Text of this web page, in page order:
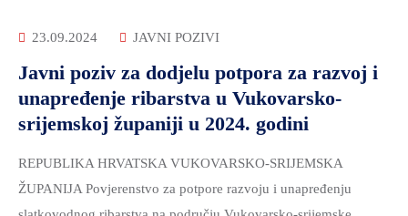
23.09.2024 JAVNI POZIVI
Javni poziv za dodjelu potpora za razvoj i
unapređenje ribarstva u Vukovarsko-
srijemskoj županiji u 2024. godini
REPUBLIKA HRVATSKA VUKOVARSKO-SRIJEMSKA
ŽUPANIJA Povjerenstvo za potpore razvoju i unapređenju